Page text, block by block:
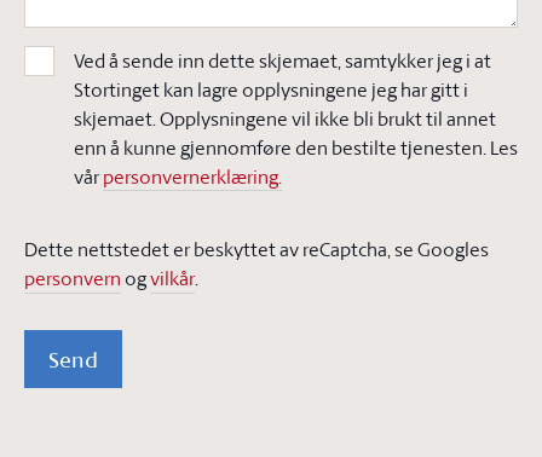
Ved å sende inn dette skjemaet, samtykker jeg i at
Stortinget kan lagre opplysningene jeg har gitt i
skjemaet. Opplysningene vil ikke bli brukt til annet
enn å kunne gjennomføre den bestilte tjenesten. Les
vårpersonvernerklæring.
Dette nettstedet er beskyttet av reCaptcha, se Googles
personvern ogvilkår.
Send